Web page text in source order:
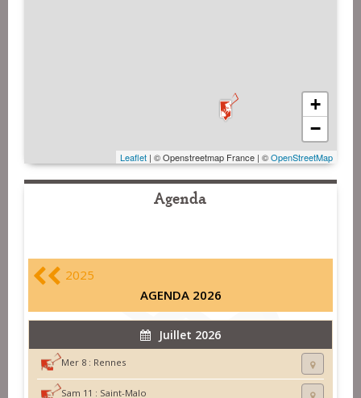
+
−
Leaflet | © Openstreetmap France | ©OpenStreetMap
Agenda
2025
AGENDA 2026
Juillet 2026
Mer 8 : Rennes
Sam 11 : Saint-Malo